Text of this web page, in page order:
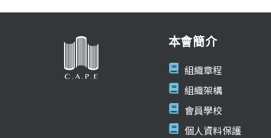
本會簡介
組織章程
組織架構
會員學校
個人資料保護